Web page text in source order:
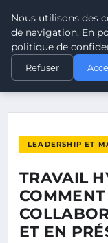
POUVOIR
ACCUEIL
TRAVAIL HYBRIDE
LEADERSHIP ET
TRAVAIL
ET EN
Nous utilisons des
de navigation. En
politique de
Refuser